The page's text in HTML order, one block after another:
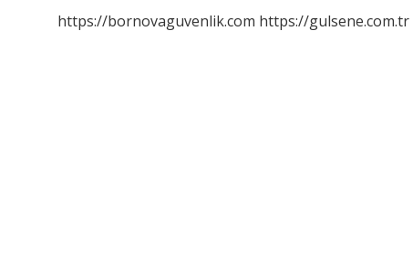
https://bornovaguvenlik.com https://gulsene.com.tr